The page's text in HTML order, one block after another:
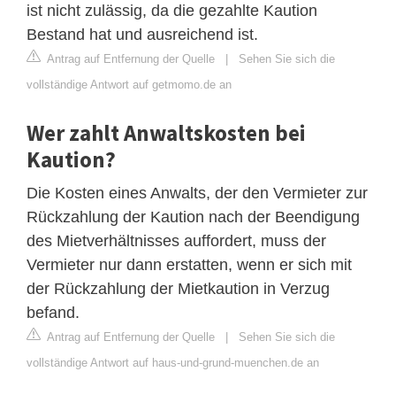
ist nicht zulässig, da die gezahlte Kaution
Bestand hat und ausreichend ist.
Antrag auf Entfernung der Quelle | Sehen Sie sich die
vollständige Antwort auf getmomo.de an
Wer zahlt Anwaltskosten bei
Kaution?
Die Kosten eines Anwalts, der den Vermieter zur
Rückzahlung der Kaution nach der Beendigung
des Mietverhältnisses auffordert, muss der
Vermieter nur dann erstatten, wenn er sich mit
der Rückzahlung der Mietkaution in Verzug
befand.
Antrag auf Entfernung der Quelle | Sehen Sie sich die
vollständige Antwort auf haus-und-grund-muenchen.de an